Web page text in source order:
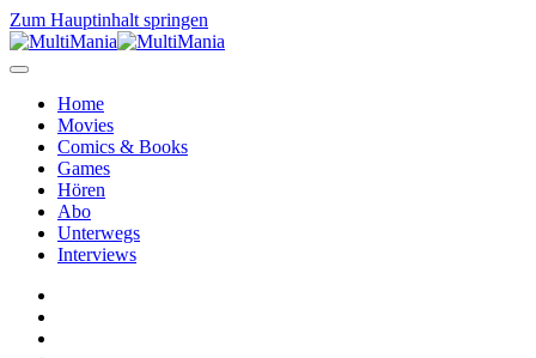
Zum Hauptinhalt springen
Home
Movies
Comics & Books
Games
Hören
Abo
Unterwegs
Interviews